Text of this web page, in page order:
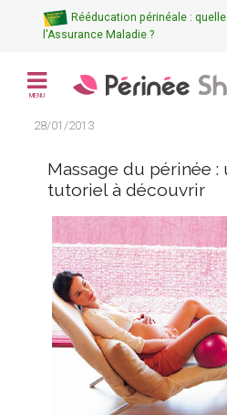
Rééducation périnéale :
l'Assurance Maladie ?
MENU
28/01/2013
Massage du périnée :
tutoriel à découvrir